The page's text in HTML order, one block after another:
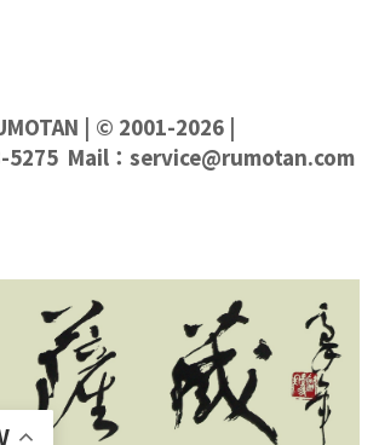
| © 2001-2026 |
5275 Mail： service@rumotan.com